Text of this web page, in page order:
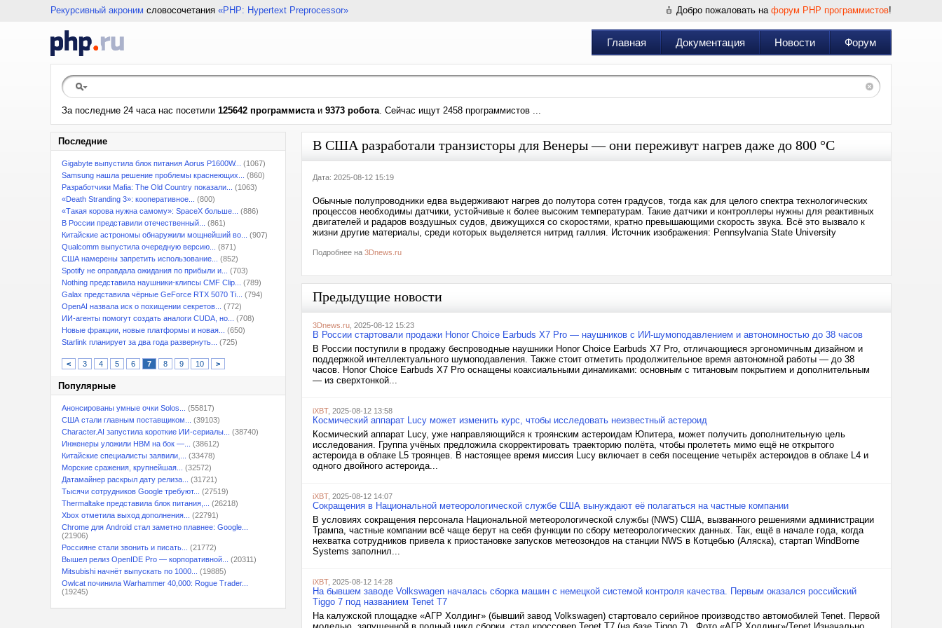
Рекурсивный акроним словосочетания «PHP: Hypertext Preprocessor» Добро пожаловать на форум PHP программистов!
Главная Документация Новости Форум
За последние 24 часа нас посетили 125642 программистаи 9373 робота. Сейчас ищут 2458 программистов ...
Последние
Gigabyte выпустила блок питания Aorus P1600W...
(1067)
Samsung нашла решение проблемы краснеющих...
(860)
Разработчики Mafia: The Old Country показали...
(1063)
«Death Stranding 3»: кооперативное...
(800)
«Такая корова нужна самому»: SpaceX больше...
(886)
В России представили отечественный...
(861)
Китайские астрономы обнаружили мощнейший во...
(907)
Qualcomm выпустила очередную версию...
(871)
США намерены запретить использование...
(852)
Spotify не оправдала ожидания по прибыли и...
(703)
Nothing представила наушники-клипсы CMF Clip...
(789)
Galax представила чёрные GeForce RTX 5070 Ti...
(794)
OpenAI назвала иск о похищении секретов...
(772)
ИИ-агенты помогут создать аналоги CUDA, но...
(708)
Новые фракции, новые платформы и новая...
(650)
Starlink планирует за два года развернуть...
(725)
< 3 4 5 6 7 8 9 10 >
Популярные
Анонсированы умные очки Solos...
(55817)
США стали главным поставщиком...
(39103)
Character.AI запустила короткие ИИ-сериалы...
(38740)
Инженеры уложили HBM на бок —...
(38612)
Китайские специалисты заявили,...
(33478)
Морские сражения, крупнейшая...
(32572)
Датамайнер раскрыл дату релиза...
(31721)
Тысячи сотрудников Google требуют...
(27519)
Thermaltake представила блок питания,...
(26218)
Xbox отметила выход дополнения...
(22791)
Chrome для Android стал заметно плавнее: Google...
(21906)
Россияне стали звонить и писать...
(21772)
Вышел релиз OpenIDE Pro — корпоративной...
(20311)
Mitsubishi начнёт выпускать по 1000...
(19885)
Owlcat починила Warhammer 40,000: Rogue Trader...
(19245)
В США разработали транзисторы для Венеры — они переживут нагрев даже до 800 °C
Дата: 2025-08-12 15:19
Обычные полупроводники едва выдерживают нагрев до полутора сотен градусов, тогда как для целого спектра технологических
процессов необходимы датчики, устойчивые к более высоким температурам. Такие датчики и контроллеры нужны для реактивных
двигателей и радаров воздушных судов, движущихся со скоростями, кратно превышающими скорость звука. Всё это вызвало к
жизни другие материалы, среди которых выделяется нитрид галлия. Источник изображения: Pennsylvania State University
Подробнее на 3Dnews.ru
Предыдущие новости
3Dnews.ru , 2025-08-12 15:23
В России стартовали продажи Honor Choice Earbuds X7 Pro — наушников с ИИ-шумоподавлением и автономностью до 38 часов
В России поступили в продажу беспроводные наушники Honor Choice Earbuds X7 Pro, отличающиеся эргономичным дизайном и
поддержкой интеллектуального шумоподавления. Также стоит отметить продолжительное время автономной работы — до 38
часов. Honor Choice Earbuds X7 Pro оснащены коаксиальными динамиками: основным с титановым покрытием и дополнительным
— из сверхтонкой...
iXBT, 2025-08-12 13:58
Космический аппарат Lucy может изменить курс, чтобы исследовать неизвестный астероид
Космический аппарат Lucy, уже направляющийся к троянским астероидам Юпитера, может получить дополнительную цель
исследования. Группа учёных предложила скорректировать траекторию полёта, чтобы пролететь мимо ещё не открытого
астероида в облаке L5 троянцев. В настоящее время миссия Lucy включает в себя посещение четырёх астероидов в облаке L4 и
одного двойного астероида...
iXBT, 2025-08-12 14:07
Сокращения в Национальной метеорологической службе США вынуждают её полагаться на частные компании
В условиях сокращения персонала Национальной метеорологической службы (NWS) США, вызванного решениями администрации
Трампа, частные компании всё чаще берут на себя функции по сбору метеорологических данных. Так, ещё в начале года, когда
нехватка сотрудников привела к приостановке запусков метеозондов на станции NWS в Котцебью (Аляска), стартап WindBorne
Systems заполнил...
iXBT, 2025-08-12 14:28
На бывшем заводе Volkswagen началась сборка машин с немецкой системой контроля качества. Первым оказался российский
Tiggo 7 под названием Tenet T7
На калужской площадке «АГР Холдинг» (бывший завод Volkswagen) стартовало серийное производство автомобилей Tenet. Первой